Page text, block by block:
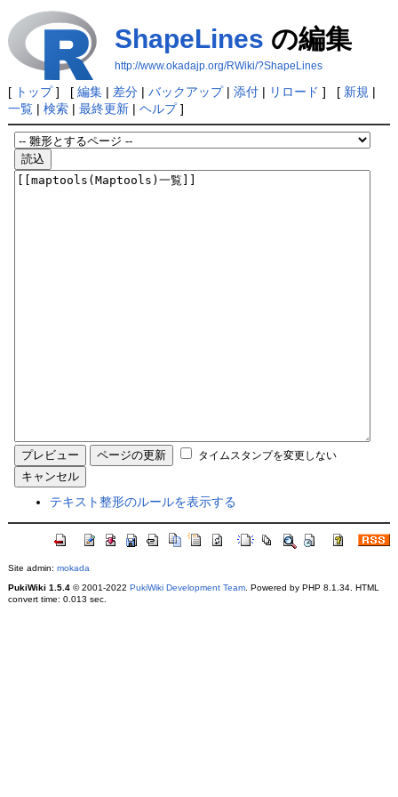
ShapeLines の編集
http://www.okadajp.org/RWiki/?ShapeLines
[ トップ] [ 編集| 差分| バックアップ| 添付| リロード ] [ 新規 |
一覧| 検索| 最終更新| ヘルプ]
タイムスタンプを変更しない
テキスト整形のルールを表示する
Site admin: mokada
PukiWiki 1.5.4© 2001-2022 PukiWiki Development Team. Powered by PHP 8.1.34. HTML
convert time: 0.013 sec.